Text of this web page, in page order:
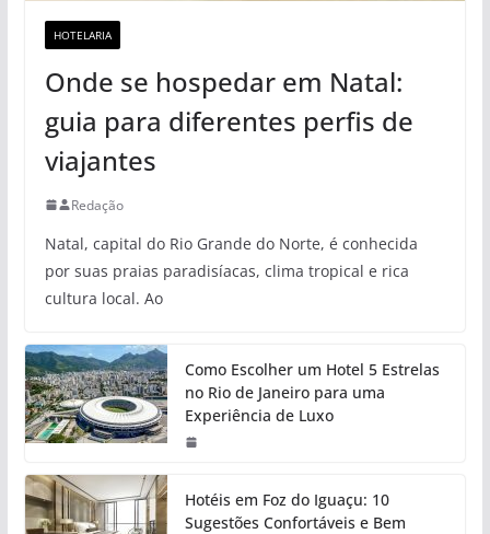
HOTELARIA
Onde se hospedar em Natal:
guia para diferentes perfis de
viajantes
Redação
Natal, capital do Rio Grande do Norte, é conhecida
por suas praias paradisíacas, clima tropical e rica
cultura local. Ao
Como Escolher um Hotel 5 Estrelas
no Rio de Janeiro para uma
Experiência de Luxo
Hotéis em Foz do Iguaçu: 10
Sugestões Confortáveis e Bem